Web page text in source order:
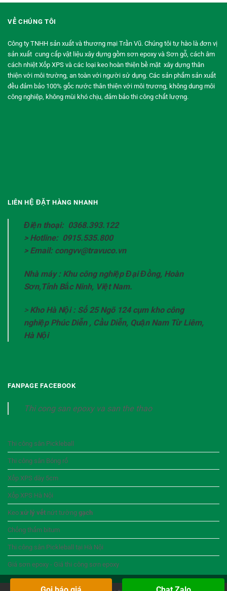
VỀ CHÚNG TÔI
Công ty TNHH sản xuất và thương mại Trần Vũ. Chúng tôi tự hào là đơn vị
sản xuất cung cấp vật liệu xây dựng gồm sơn epoxy và Sơn gỗ, cách âm
cách nhiệt Xốp XPS và các loại keo hoàn thiện bề mặt xây dựng thân
thiện với môi trường, an toàn với người sử dụng. Các sản phẩm sản xuất
đều đảm bảo 100% gốc nước thân thiện với môi trương, không dung môi
công nghiệp, không mùi khó chịu, đảm bảo thi công chất lượng.
LIÊN HỆ ĐẶT HÀNG NHANH
Điện thoại: 0368.393.122
> Hotline: 0915.535.800
> Email: congvv@travuco.vn
Nhà máy : Khu công nghiệp Đại Đồng, Hoàn
Sơn,Tỉnh Bắc Ninh, Việt Nam.
> Kho Hà Nội : Số 25 Ngõ 124 cụm kho công
nghiệp Phúc Diễn , Cầu Diễn, Quận Nam Từ Liêm,
Hà Nội
FANPAGE FACEBOOK
Thi cong san epoxy va san the thao
Thi công sân Pickleball
Thi công sân Bóng rổ
Xốp XPS dày 5cm
Xốp XPS Hà Nội
Keo xử lý vết nứt tường gạch
Chống thấm bitum
Thi công sân Pickleball tại Hà Nội
Giá sơn epoxy - Giá thi công sơn epoxy